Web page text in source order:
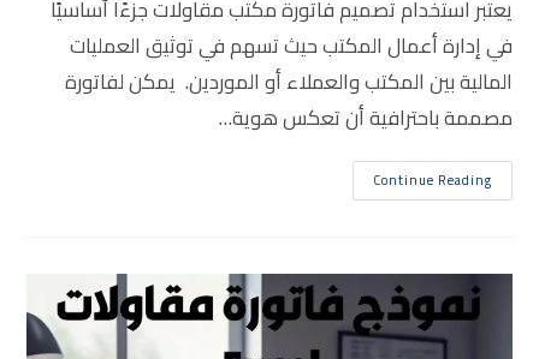
يعتبر استخدام تصميم فاتورة مكتب مقاولات جزءًا أساسيًا
في إدارة أعمال المكتب حيث تسهم في توثيق العمليات
المالية بين المكتب والعملاء أو الموردين. يمكن لفاتورة
مصممة باحترافية أن تعكس هوية…
Continue Reading